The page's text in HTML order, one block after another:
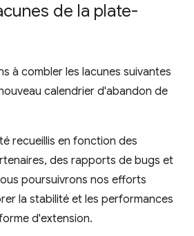
de la plate-
à combler les lacunes suivantes
calendrier d'abandon de
recueillis en fonction des
des rapports de bugs et
poursuivrons nos efforts
la stabilité et les performances
d'extension.